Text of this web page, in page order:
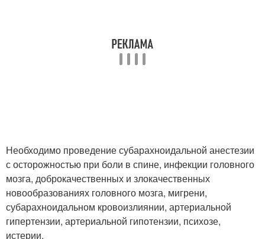
Необходимо проведение субарахноидальной анестезии
с осторожностью при боли в спине, инфекции головного
мозга, доброкачественных и злокачественных
новообразованиях головного мозга, мигрени,
субарахноидальном кровоизлиянии, артериальной
гипертензии, артериальной гипотензии, психозе,
истерии.